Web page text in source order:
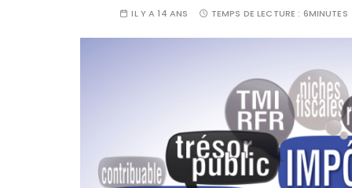
IL Y A 14 ANS TEMPS DE LECTURE : 6MINUTES